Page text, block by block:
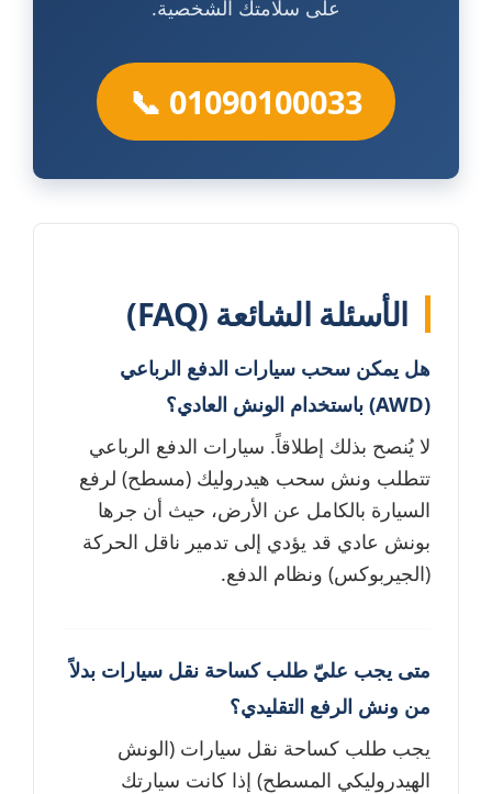
على سلامتك الشخصية.
📞 01090100033
الأسئلة الشائعة (FAQ)
هل يمكن سحب سيارات الدفع الرباعي
(AWD) باستخدام الونش العادي؟
لا يُنصح بذلك إطلاقاً. سيارات الدفع الرباعي
تتطلب ونش سحب هيدروليك (مسطح) لرفع
السيارة بالكامل عن الأرض، حيث أن جرها
بونش عادي قد يؤدي إلى تدمير ناقل الحركة
(الجيربوكس) ونظام الدفع.
متى يجب عليّ طلب كساحة نقل سيارات بدلاً
من ونش الرفع التقليدي؟
يجب طلب كساحة نقل سيارات (الونش
الهيدروليكي المسطح) إذا كانت سيارتك